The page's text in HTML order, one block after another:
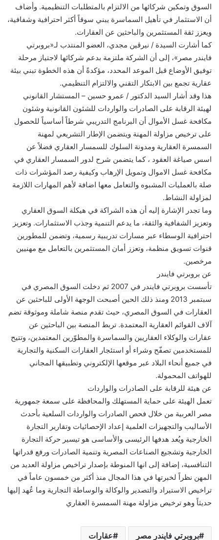
السوق وتمكين شركائها من الالتزام بالمتطلبات التنظيمية. وأضاف
أن الاستثمار في تأهيل السماسرة يبني سوقاً أكثر احترافية وشفافية،
ويعزز ثقة المستثمرين والباحثين عن العقارات.
كما أشارت السيدة / نيرڤين مجدي، العضو المنتدب لـ«بروبرتي
فايندر مصر»، إلى أن الشركة ملتزمة بدعم شركائها لاجتياز مرحلة
توفيق الأوضاع قبل الموعد المحدد، مؤكدةً أن هذه الخطوة تبني بيئة
عقارية تجمع بين الابتكار التقني والالتزام التنظيمي.
هذا وقد أشار السيد الدكتور / عمرو حسين – المستشار القانوني
لهيئة الرقابة على الصادرات والواردات للشئون القانونية وشئون
مكافحة غسل الأموال أن البرنامج التدريبي شرطاً أساسياً للحصول
على ترخيص مزاولة المهنة ويتضمن الإطار التشريعي لمهنة
السمسرة العقارية ومدونة السلوك للسمسار العقاري فضلاً عن
اسس صياغة العقود ، كما يتضمن شرح لدور السمسار العقاري في
مكافحة غسل الاموال وتمويل الإرهاب وكيفية رصد المؤشرات ذات
صلة بالعمليات المشبوه والتعامل معها اضافة لأهم المهارات اللازمة
لمزاولة النشاط.
وما تجدر الإشارة إليه أن هذه الشراكة في هيكلة السوق العقاري
وتعزيز الشفافية والثقة، ما يدعم التنمية وجذب الاستثمارات. وتعزيز
احترافية الوسطاء عبر مسارات تدريبية رسمية، وتضمن للمطورين
قنوات تسويق منظمة، وتعزز أمان المستثمرين بالتعامل مع مهنيين
مرخصين.
عن بروبرتي فايندر
تأسست بروبرتي فايندر في 2007 ثم دخلت السوق المصري في
سبتمبر 2013 ومنذ ذلك الحين أصبحت الوجهة الأولى للباحثين عن
العقارات في السوق المصري، حيث تقدم منصة شاملة وموثوقة تضم
آلاف القوائم العقارية المعتمدة. تربط المنصة بين الباحثين عن
عقارات والوكلاء العقاريين والسماسرة والمطوّرين المعتمدين، وتتيح
للمستخدمين تصفّح وشراء أو استئجار العقارات السكنية والتجارية
في جميع أنحاء البلاد عبر موقعها الإلكتروني وتطبيقها المجاني
للهواتف المحمولة.
عن هيئة للرقابة على الصادرات والواردات
تعمل الهيئة على حماية المستهلك والمحافظة على سمعة جمهورية
مصر العربية من خلال فحص الصادرات والواردات السلعية بأحدث
الأساليب والتجهيزات العلمية إعداد الإحصائيات وتقارير التجارة
الخارجية ويُعد هدفها الرئيسى والأساسى هو تيسير حركة التجارة
الخارجية وتشجيع الصناعات المصرية وتنمية الصادرات ورفع قدراتها
التنافسية، إضافة إلى انها المنوطة بإصدار تراخيص مزاولة العديد من
المهن نظراً لخبرتها في هذا المجال منذ أكثر من خمسون عاماً في
تراخيص الاستيراد والتصدير والوكالة والوساطة التجارية وما عُهد إليها
حديثاً وهو ترخيص مزاولة مهنة السمسرة العقاري
بروبرتي فايندر مصر عقارات